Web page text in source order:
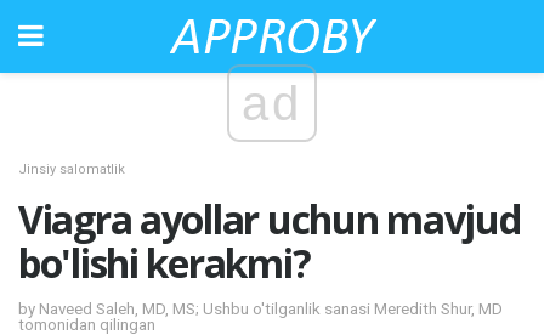
ad
Jinsiy salomatlik
Viagra ayollar uchun mavjud
bo'lishi kerakmi?
by Naveed Saleh, MD, MS; Ushbu o'tilganlik sanasi Meredith Shur, MD
tomonidan qilingan